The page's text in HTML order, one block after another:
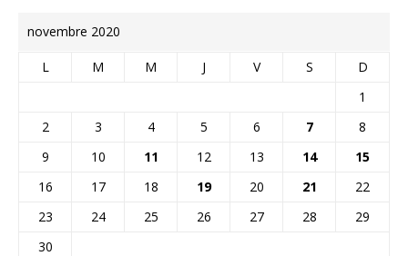
novembre 2020
L M M J V S
D
1
2
3 4 5 6 7
8
9
10 11 12 13 14
15
16
17 18 19 20 21
22
23
24 25 26 27 28
29
30